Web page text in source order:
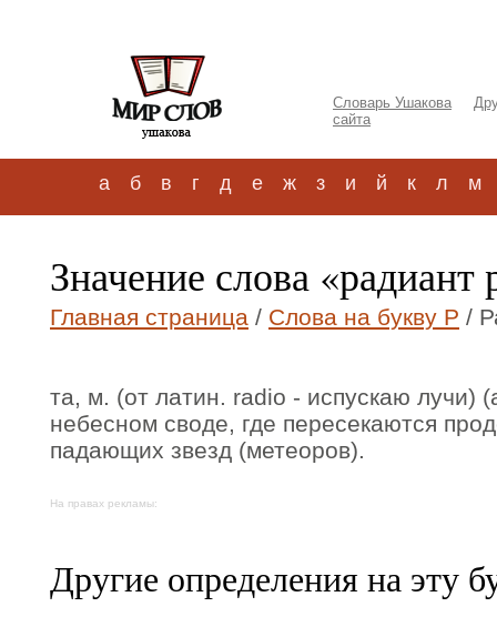
Словарь Ушакова
сайта
а б в г д е ж з и й к л м
Значение слова «радиант
Главная страница / Слова на букву Р /
та, м. (от латин. radio - испускаю лучи)
небесном своде, где пересекаются
падающих звезд (метеоров).
На правах рекламы:
Другие определения на эту